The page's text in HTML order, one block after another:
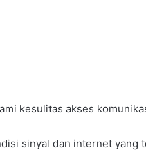
kesulitas akses
sinyal dan internet yang